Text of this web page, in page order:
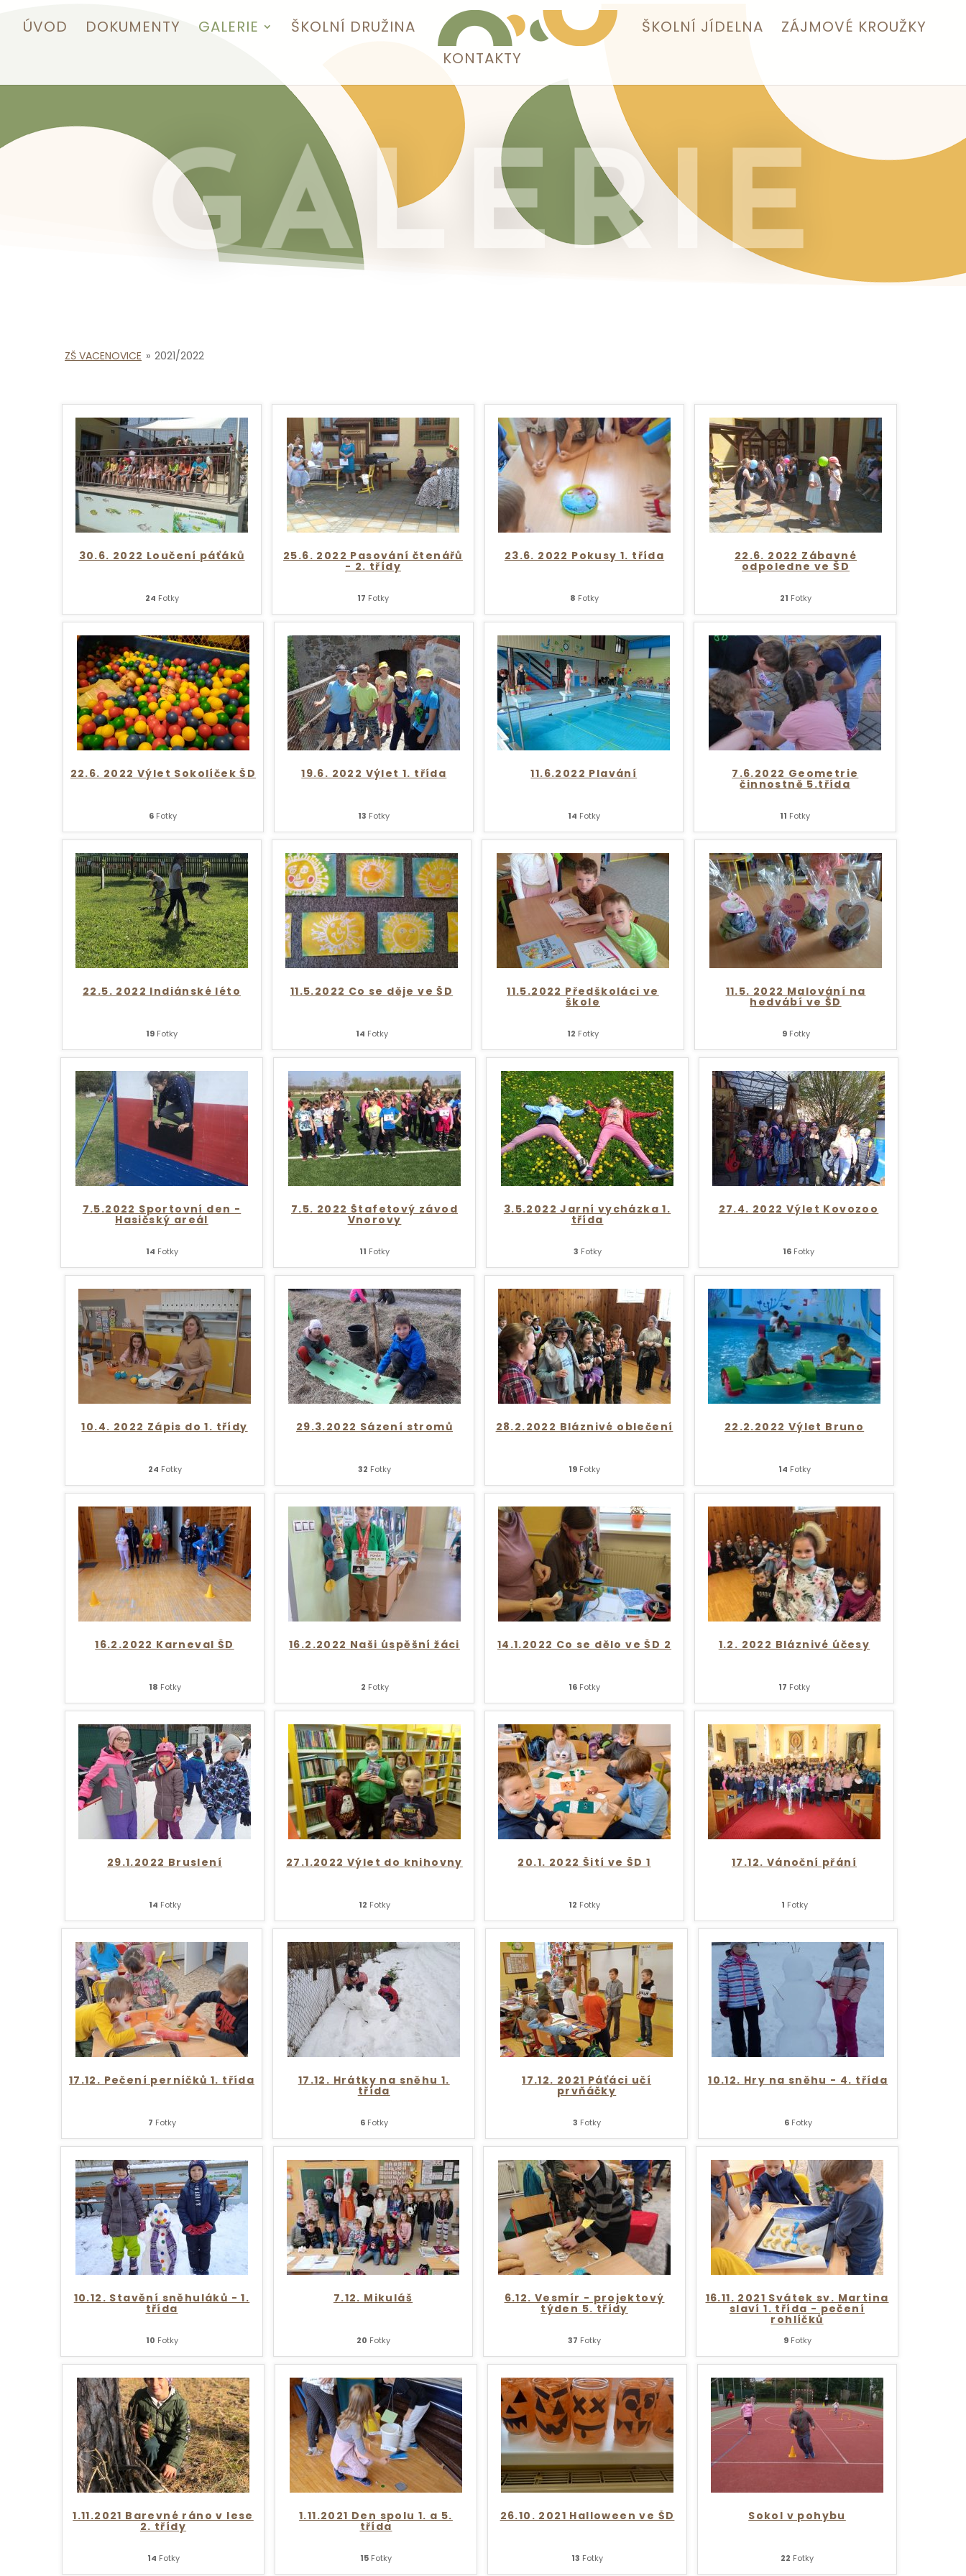
ÚVOD DOKUMENTY GALERIE ŠKOLNÍ DRUŽINA ŠKOLNÍ JÍDELNA
ZÁJMOVÉ KROUŽKY
KONTAKTY
GALERIE
ZŠ VACENOVICE » 2021/2022
30.6. 2022 Loučení páťáků
24 Fotky
25.6. 2022 Pasování čtenářů
- 2. třídy
17 Fotky
23.6. 2022 Pokusy 1. třída
8 Fotky
22.6. 2022 Zábavné
odpoledne ve ŠD
21 Fotky
22.6. 2022 Výlet Sokolíček ŠD
6 Fotky
19.6. 2022 Výlet 1. třída
13 Fotky
11.6.2022 Plavání
14 Fotky
7.6.2022 Geometrie
činnostně 5.třída
11 Fotky
22.5. 2022 Indiánské léto
19 Fotky
11.5.2022 Co se děje ve ŠD
14 Fotky
11.5.2022 Předškoláci ve
škole
12 Fotky
11.5. 2022 Malování na
hedvábí ve ŠD
9Fotky
7.5.2022 Sportovní den -
Hasičský areál
14 Fotky
7.5. 2022 Štafetový závod
Vnorovy
11 Fotky
3.5.2022 Jarní vycházka 1.
třída
3 Fotky
27.4. 2022 Výlet Kovozoo
16 Fotky
10.4. 2022 Zápis do 1. třídy
24 Fotky
29.3.2022 Sázení stromů
32 Fotky
28.2.2022 Bláznivé oblečení
19 Fotky
22.2.2022 Výlet Bruno
14 Fotky
16.2.2022 Karneval ŠD
18 Fotky
16.2.2022 Naši úspěšní žáci
2 Fotky
14.1.2022 Co se dělo ve ŠD 2
16 Fotky
1.2. 2022 Bláznivé účesy
17 Fotky
29.1.2022 Bruslení
14 Fotky
27.1.2022 Výlet do knihovny
12 Fotky
20.1. 2022 Šití ve ŠD 1
12 Fotky
17.12. Vánoční přání
1 Fotky
17.12. Pečení perníčků 1. třída
7 Fotky
17.12. Hrátky na sněhu 1.
třída
6Fotky
17.12. 2021 Páťáci učí
prvňáčky
3 Fotky
10.12. Hry na sněhu - 4. třída
6Fotky
10.12. Stavění sněhuláků - 1.
třída
10 Fotky
7.12. Mikuláš
20 Fotky
6.12. Vesmír - projektový
týden 5. třídy
37 Fotky
16.11. 2021 Svátek sv. Martina
slaví 1. třída - pečení
rohlíčků
9Fotky
1.11.2021 Barevné ráno v lese
2. třídy
14 Fotky
1.11.2021 Den spolu 1. a 5.
třída
15 Fotky
26.10. 2021 Halloween ve ŠD
13 Fotky
Sokol v pohybu
22 Fotky